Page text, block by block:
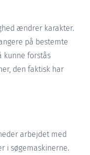
ændrer karakter.
på bestemte
kunne forstås
den faktisk har
arbejdet med
i søgemaskinerne.